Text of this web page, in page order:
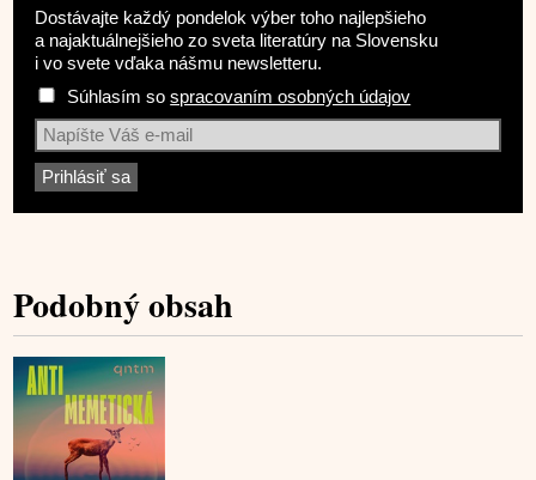
Dostávajte každý pondelok výber toho najlepšieho
a najaktuálnejšieho zo sveta literatúry na Slovensku
i vo svete vďaka nášmu newsletteru.
Súhlasím sospracovaním osobných údajov
Podobný obsah